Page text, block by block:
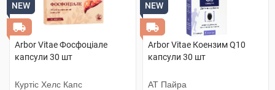
NEW
Arbor Vitae Фосфоціале
капсули 30 шт
Куртіс Хелс Капс
NEW
Arbor Vitae Коензим Q10
капсули 30 шт
АТ Пайра